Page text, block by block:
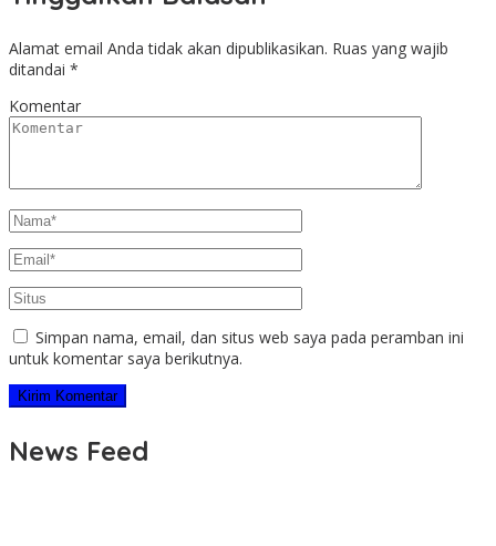
Alamat email Anda tidak akan dipublikasikan. Ruas yang wajib
ditandai *
Komentar
Simpan nama, email, dan situs web saya pada peramban ini
untuk komentar saya berikutnya.
News Feed